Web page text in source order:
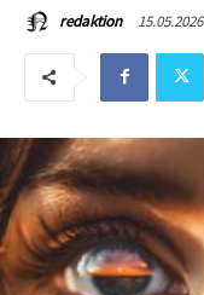
redaktion 15.05.2026